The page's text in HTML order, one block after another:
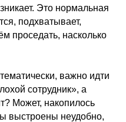
Это нормальная
подхватывает,
проседать, насколько
важно идти
сотрудник», а
Может, накопилось
выстроены неудобно,